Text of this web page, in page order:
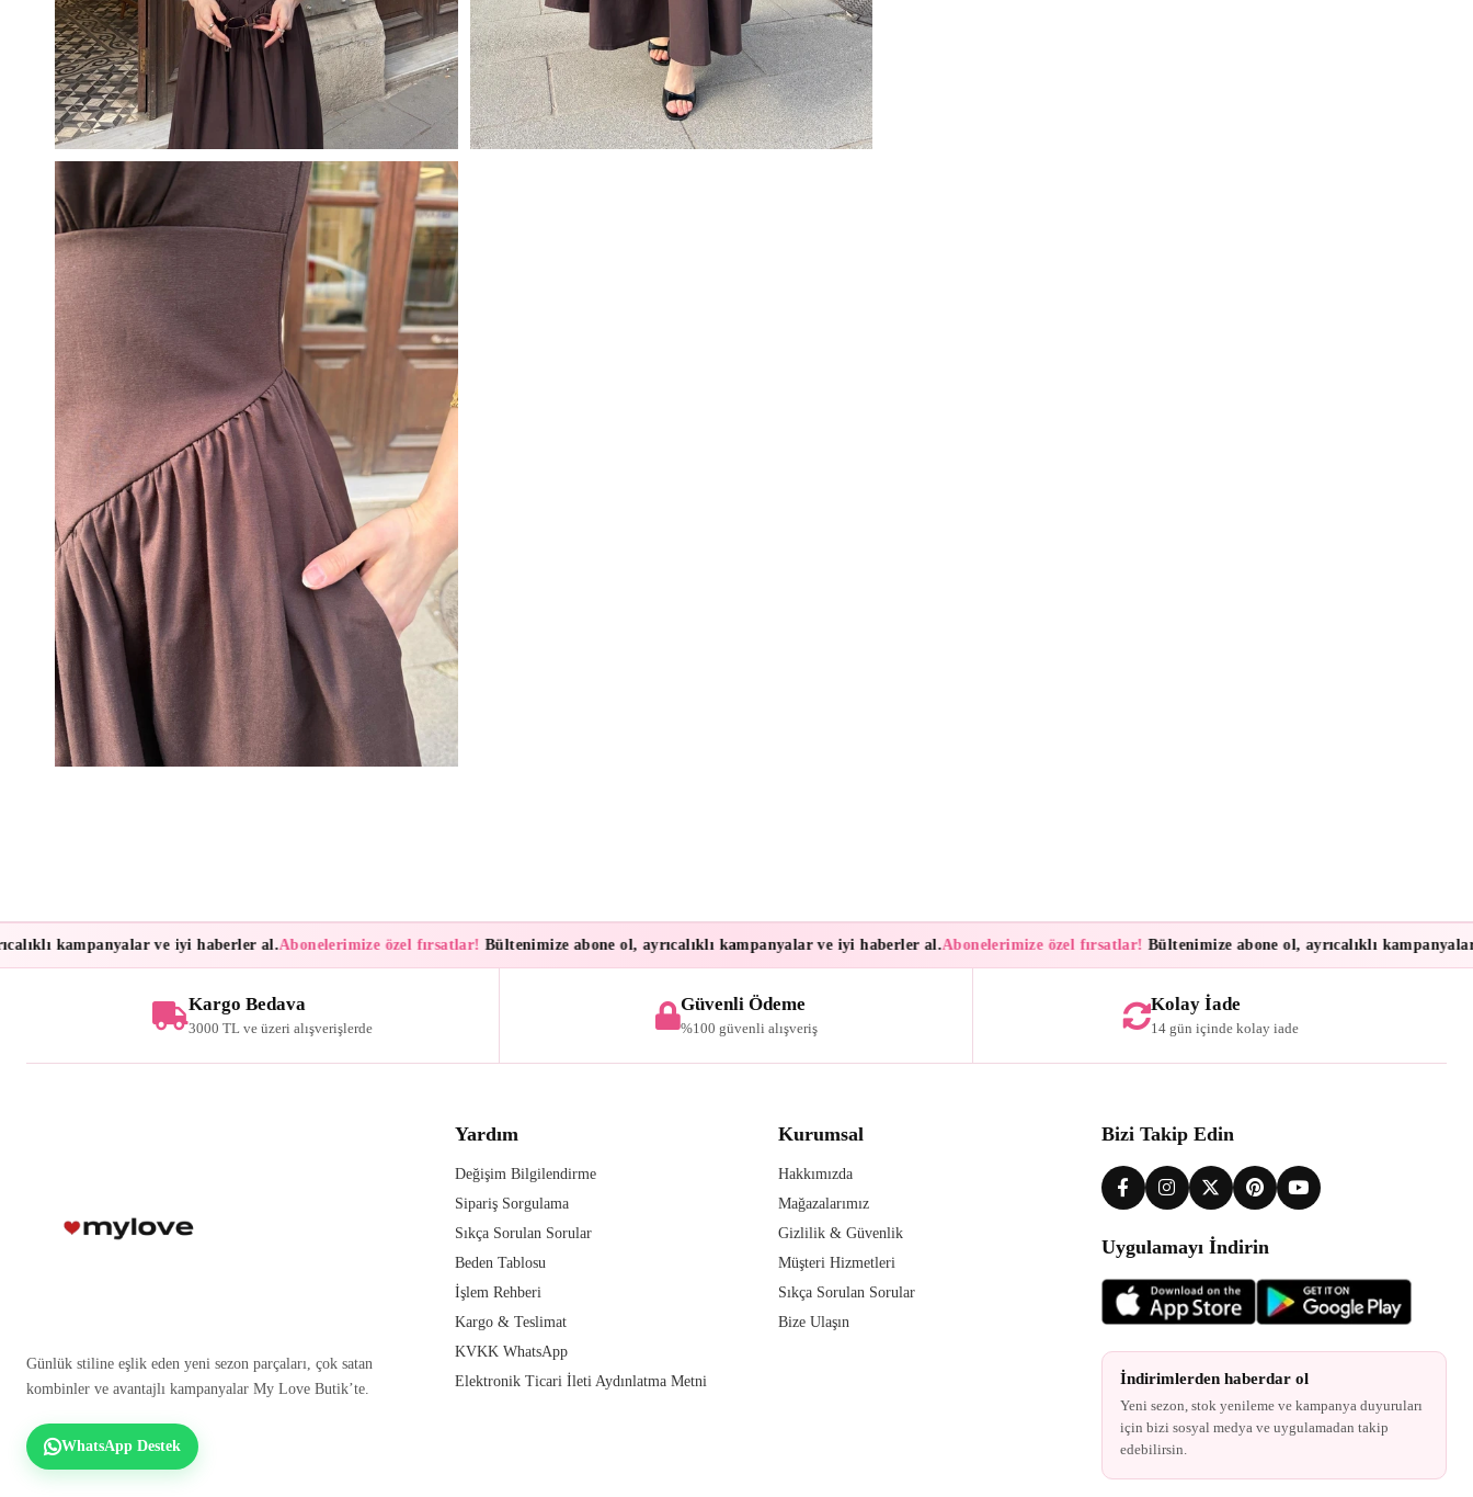
kampanyalar ve iyi haberler al.Abonelerimize özel fırsatlar!Bültenimize abone ol, ayrıcalıklı kampanyalar ve iyi haberler al.Abonelerimize özel fırsatlar!Bültenimize abone ol, ayrıcalıklı kampanyalar ve
Kargo Bedava
3000 TL ve üzeri alışverişlerde
Güvenli Ödeme
%100 güvenli alışveriş
Kolay İade
14 gün içinde kolay iade
Günlük stiline eşlik eden yeni sezon parçaları, çok satan
kombinler ve avantajlı kampanyalar My Love Butik’te.
WhatsApp Destek
Yardım
Değişim Bilgilendirme
Sipariş Sorgulama
Sıkça Sorulan Sorular
Beden Tablosu
İşlem Rehberi
Kargo & Teslimat
KVKK WhatsApp
Elektronik Ticari İleti Aydınlatma Metni
Kurumsal
Hakkımızda
Mağazalarımız
Gizlilik & Güvenlik
Müşteri Hizmetleri
Sıkça Sorulan Sorular
Bize Ulaşın
Bizi Takip Edin
Uygulamayı İndirin
İndirimlerden haberdar ol
Yeni sezon, stok yenileme ve kampanya duyuruları
için bizi sosyal medya ve uygulamadan takip
edebilirsin.